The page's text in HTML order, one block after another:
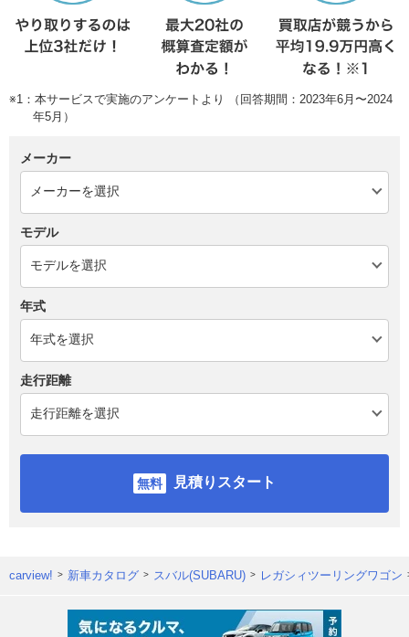
※1：本サービスで実施のアンケートより （回答期間：2023年6月〜2024
年5月）
メーカー
モデル
年式
走行距離
見積りスタート
carview! 新車カタログ スバル(SUBARU) レガシィツーリングワゴン